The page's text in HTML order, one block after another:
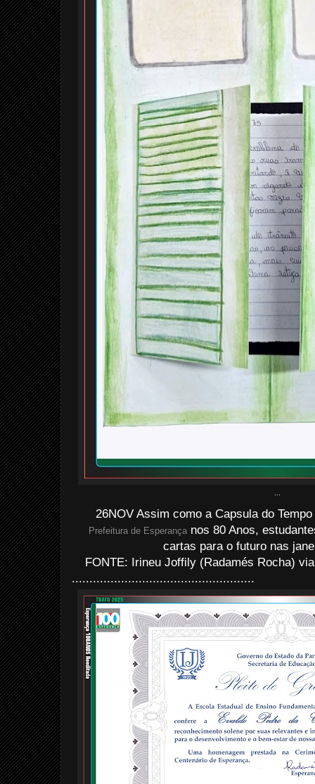
26NOV Assim como a Capsula do
Prefeitura de Esperança nos 80 Anos,
cartas para o futuro nas
FONTE: Irineu Joffily (Radamés Rocha)
....................................................